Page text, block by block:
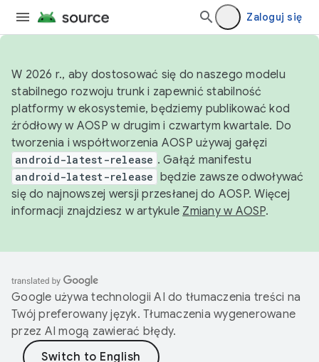
Zaloguj się
W 2026 r., aby dostosować się do naszego modelu
stabilnego rozwoju trunk i zapewnić stabilność
platformy w ekosystemie, będziemy publikować kod
źródłowy w AOSP w drugim i czwartym kwartale. Do
tworzenia i współtworzenia AOSP używaj gałęzi
android-latest-release . Gałąź manifestu
android-latest-release będzie zawsze odwoływać
się do najnowszej wersji przesłanej do AOSP. Więcej
informacji znajdziesz w artykule Zmiany w AOSP.
Google używa technologii AI do tłumaczenia treści na
Twój preferowany język. Tłumaczenia wygenerowane
przez AI mogą zawierać błędy.